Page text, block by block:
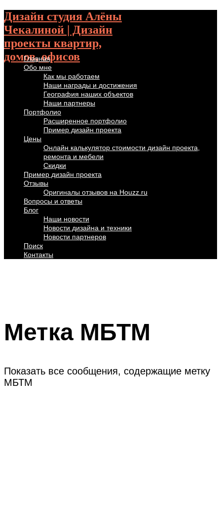
Дизайн студия Алёны
Чекалиной | Дизайн
проекты квартир,
домов, офисов
Главная
Обо мне
Как мы работаем
Наши награды и достижения
География наших объектов
Наши партнеры
Портфолио
Расширенное портфолио
Пример дизайн проекта
Цены
Онлайн калькулятор стоимости дизайн проекта,
ремонта и мебели
Скидки
Пример дизайн проекта
Отзывы
Оригиналы отзывов на Houzz.ru
Вопросы и ответы
Блог
Наши новости
Новости дизайна и техники
Новости партнеров
Поиск
Контакты
Метка МБТМ
Показать все сообщения, содержащие метку
МБТМ